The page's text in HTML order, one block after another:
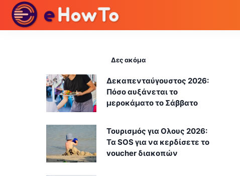
Δες ακόμα
Δεκαπενταύγουστος 2026:
Πόσο αυξάνεται το
μεροκάματο το Σάββατο
Τουρισμός για Ολους 2026:
Τα SOS για να κερδίσετε το
voucher διακοπών